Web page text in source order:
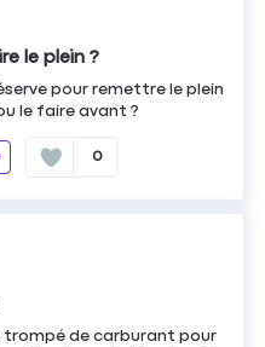
le plein ?
pour remettre le plein
le faire avant ?
0
trompé de carburant pour